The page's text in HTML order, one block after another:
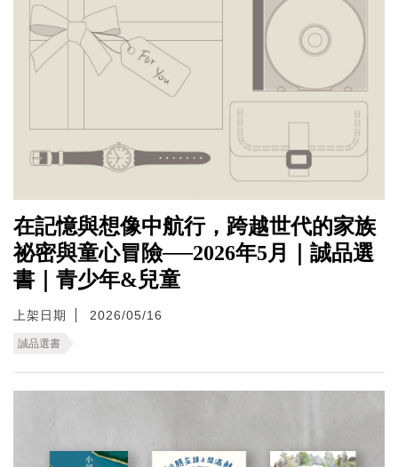
在記憶與想像中航行，跨越世代的家族
祕密與童心冒險──2026年5月｜誠品選
書｜青少年&兒童
上架日期 2026/05/16
誠品選書